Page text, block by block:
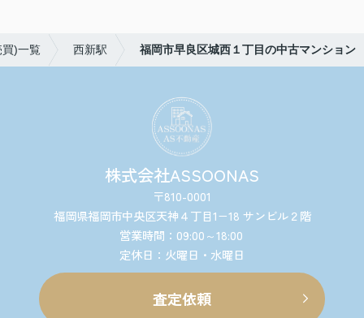
)一覧 西新駅 福岡市早良区城西１丁目の中古マンション
株式会社ASSOONAS
〒810-0001
福岡県福岡市中央区天神４丁目1−18 サンビル２階
営業時間：09:00～18:00
定休日：火曜日・水曜日
査定依頼